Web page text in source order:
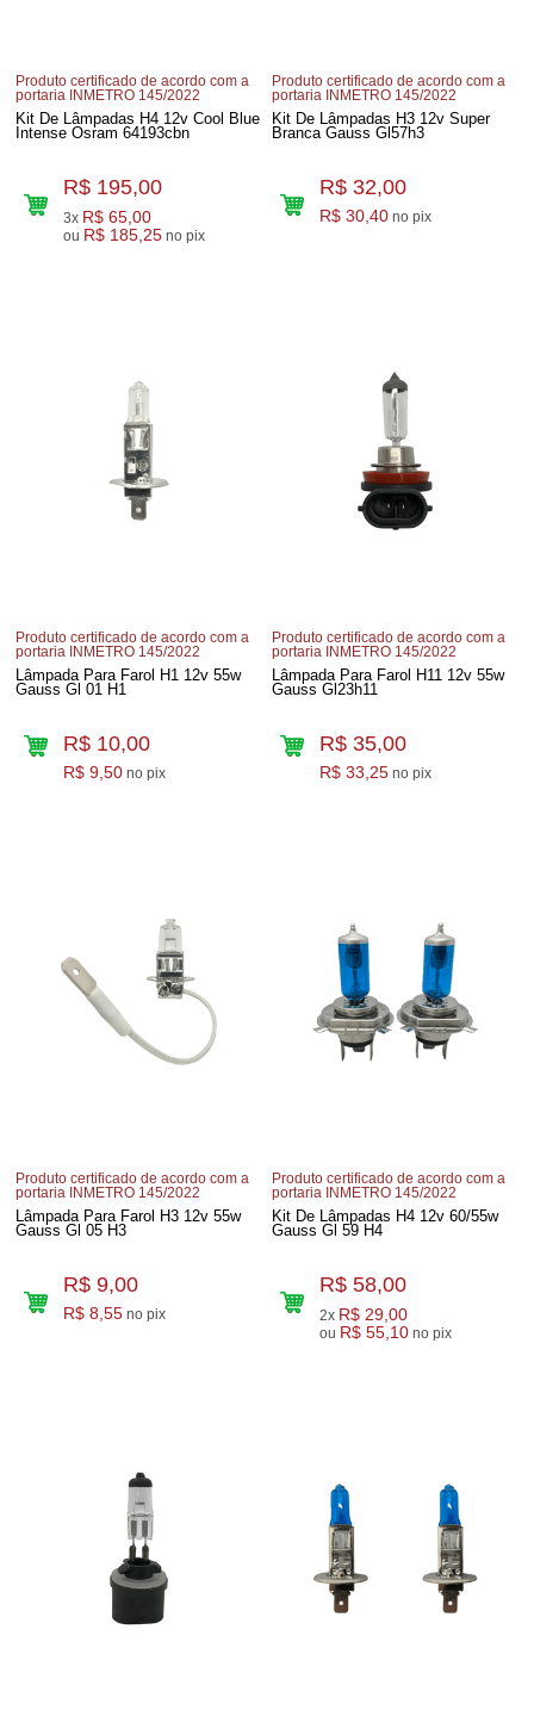
Produto certificado de acordo com a
portaria INMETRO 145/2022
Kit De Lâmpadas H4 12v Cool Blue
Intense Osram 64193cbn
R$ 195,00
3x R$ 65,00
ou R$ 185,25 no pix
Produto certificado de acordo com a
portaria INMETRO 145/2022
Kit De Lâmpadas H3 12v Super
Branca Gauss Gl57h3
R$ 32,00
R$ 30,40 no pix
Produto certificado de acordo com a
portaria INMETRO 145/2022
Lâmpada Para Farol H1 12v 55w
Gauss Gl 01 H1
R$ 10,00
R$ 9,50 no pix
Produto certificado de acordo com a
portaria INMETRO 145/2022
Lâmpada Para Farol H11 12v 55w
Gauss Gl23h11
R$ 35,00
R$ 33,25 no pix
Produto certificado de acordo com a
portaria INMETRO 145/2022
Lâmpada Para Farol H3 12v 55w
Gauss Gl 05 H3
R$ 9,00
R$ 8,55 no pix
Produto certificado de acordo com a
portaria INMETRO 145/2022
Kit De Lâmpadas H4 12v 60/55w
Gauss Gl 59 H4
R$ 58,00
2x R$ 29,00
ou R$ 55,10 no pix